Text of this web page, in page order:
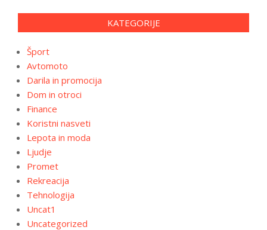
KATEGORIJE
Šport
Avtomoto
Darila in promocija
Dom in otroci
Finance
Koristni nasveti
Lepota in moda
Ljudje
Promet
Rekreacija
Tehnologija
Uncat1
Uncategorized